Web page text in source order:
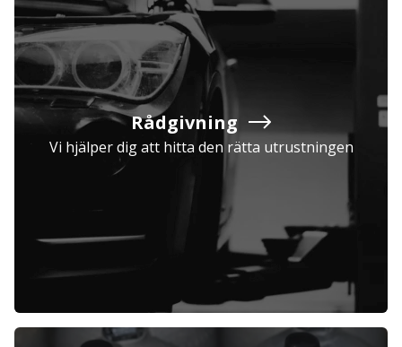
Företag Exkl. moms
Rådgivning
Vi hjälper dig att hitta den rätta utrustningen